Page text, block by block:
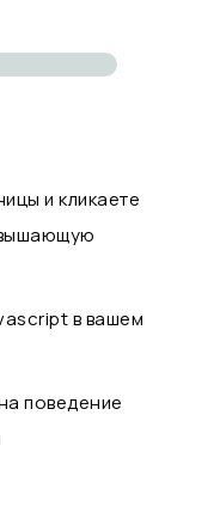
и кликаете
в вашем
поведение